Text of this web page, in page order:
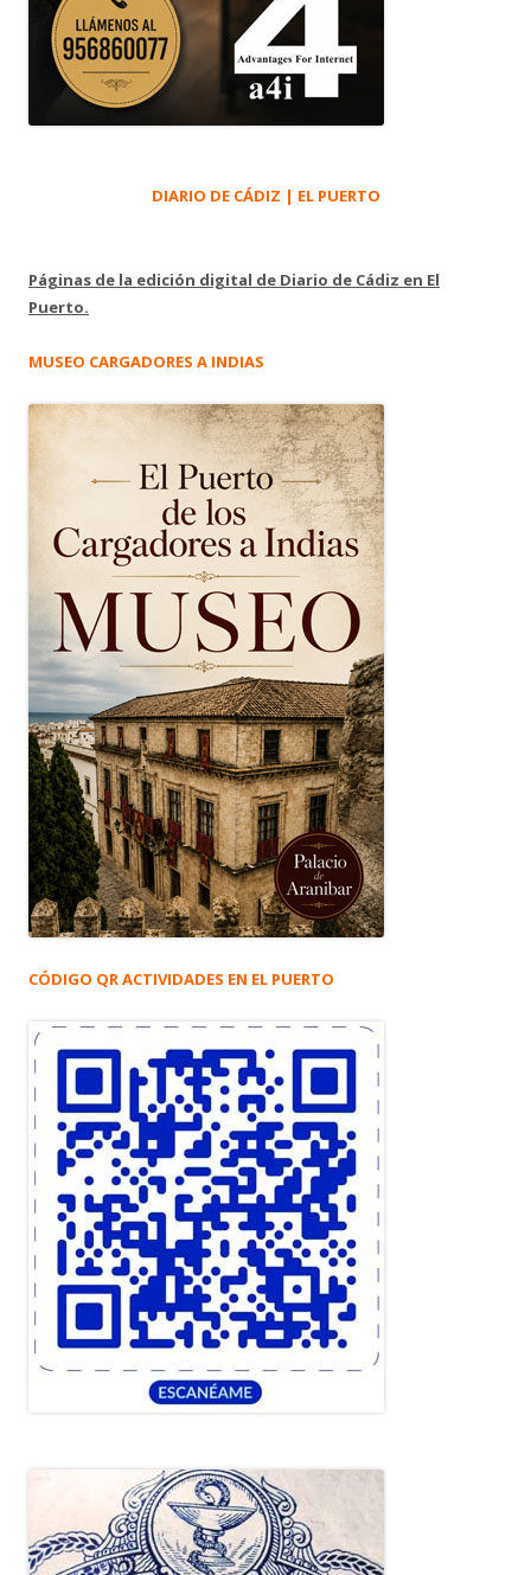
DIARIO DE CÁDIZ | EL PUERTO
Páginas de la edición digital de Diario de Cádiz en El
Puerto.
MUSEO CARGADORES A INDIAS
CÓDIGO QR ACTIVIDADES EN EL PUERTO